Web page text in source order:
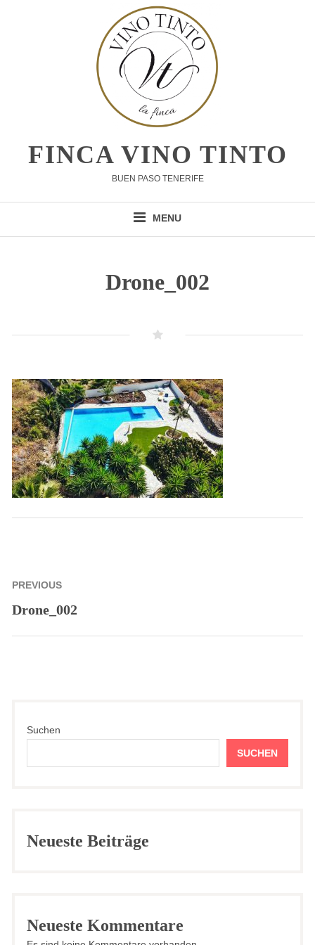
FINCA VINO TINTO
BUEN PASO TENERIFE
MENU
Drone_002
Beitragsnavigation
PREVIOUS
Previous
Drone_002
Suchen
SUCHEN
Neueste Beiträge
Neueste Kommentare